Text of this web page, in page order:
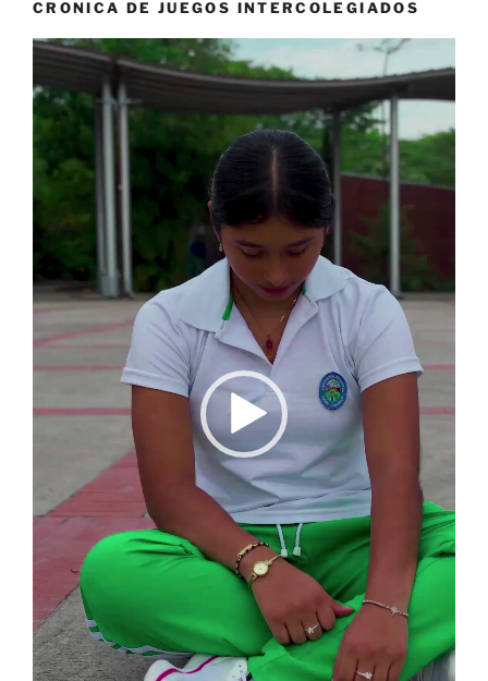
CRONICA DE JUEGOS INTERCOLEGIADOS
Reproductor
vídeo